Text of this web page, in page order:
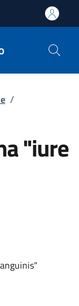
/
"iure